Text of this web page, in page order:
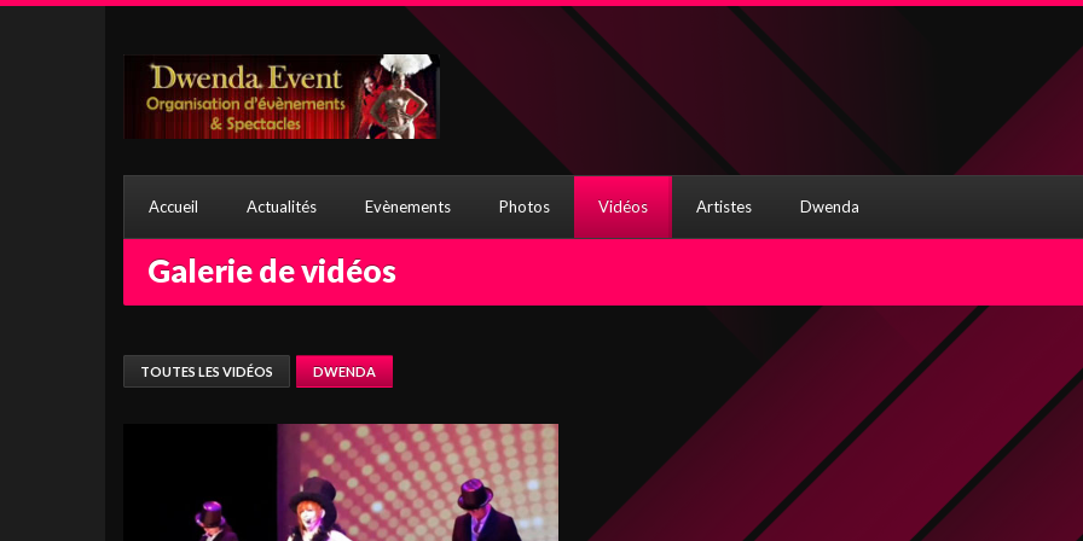
Accueil Actualités Evènements Photos Vidéos Artistes Dwenda
Galerie de vidéos
TOUTES LES VIDÉOS DWENDA